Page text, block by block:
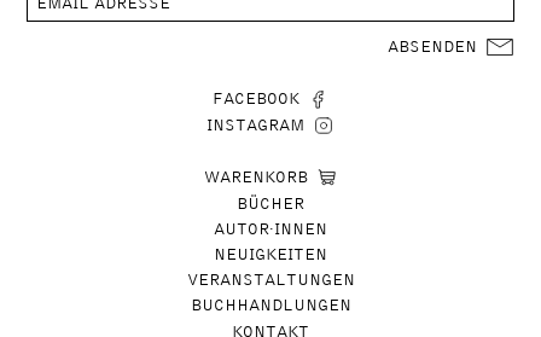
ABSENDEN
FACEBOOK
INSTAGRAM
WARENKORB
BÜCHER
AUTOR∙INNEN
NEUIGKEITEN
VERANSTALTUNGEN
BUCHHANDLUNGEN
KONTAKT